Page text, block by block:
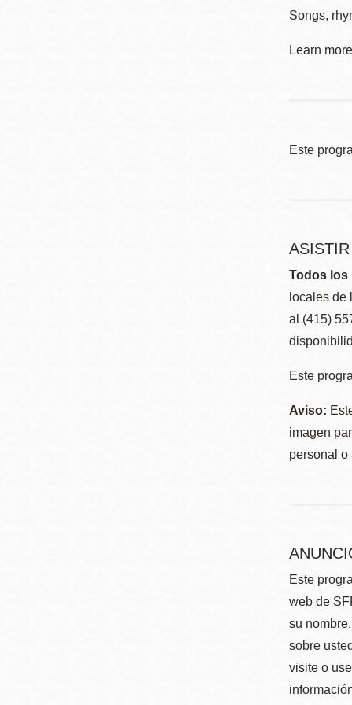
Songs,
Learn
Este
Todos los
locales de
al (415)
Este
Aviso:
imagen
personal o
Este
web de
su
sobre
visite o